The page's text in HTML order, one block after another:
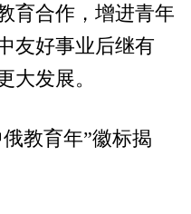
育合作，增进青年
友好事业后继有
大发展。
教育年”徽标揭